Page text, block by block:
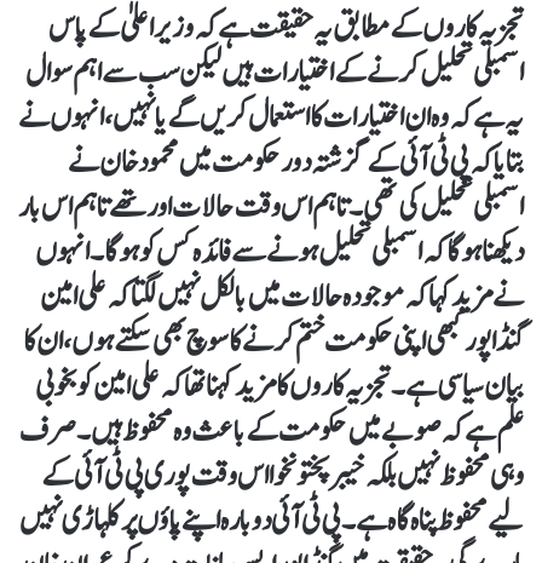
تجزیہ کاروں کے مطابق یہ حقیقت ہے کہ وزیر اعلیٰ کے پاس
اسمبلی تحلیل کرنے کے اختیارات ہیں لیکن سب سے اہم سوال
یہ ہے کہ وہ ان اختیارات کا استعمال کریں گے یا نہیں،انہوں نے
بتایا کہ پی ٹی آئی کے گزشتہ دور حکومت میں محمود خان نے
اسمبلی تحلیل کی تھی۔ تاہم اس وقت حالات اور تھے تاہم اس بار
دیکھنا ہو گا کہ اسمبلی تحلیل ہونے سے فائدہ کس کو ہو گا۔ انہوں
نے مزید کہا کہ موجودہ حالات میں بالکل نہیں لگتا کہ علی امین
گنڈاپور کبھی اپنی حکومت ختم کرنے کا سوچ بھی سکتے ہوں، ان کا
بیان سیاسی ہے۔ تجزیہ کاروں کا مزید کہنا تھا کہ علی امین کو بخوبی
علم ہے کہ صوبے میں حکومت کے باعث وہ محفوظ ہیں۔ صرف
وہی محفوظ نہیں بلکہ خیبر پختونخوا اس وقت پوری پی ٹی آئی کے
لیے محفوظ پناہ گاہ ہے۔ پی ٹی آئی دوبارہ اپنے پاؤں پر کلہاڑی نہیں